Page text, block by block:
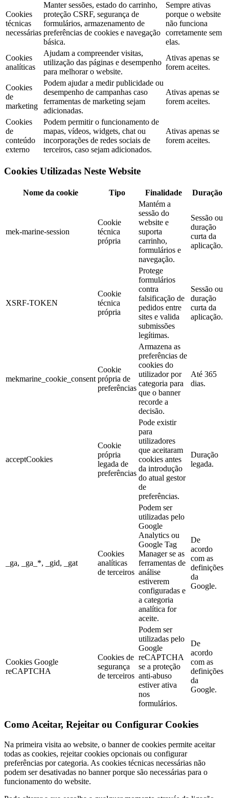
Cookies
técnicas
necessárias
Manter sessões, estado do carrinho,
proteção CSRF, segurança de
formulários, armazenamento de
preferências de cookies e navegação
básica.
Sempre ativas
porque o website
não funciona
corretamente sem
elas.
Cookies
analíticas
Ajudam a compreender visitas,
utilização das páginas e desempenho
para melhorar o website.
Ativas apenas se
forem aceites.
Cookies
de
marketing
Podem ajudar a medir publicidade ou
desempenho de campanhas caso
ferramentas de marketing sejam
adicionadas.
Ativas apenas se
forem aceites.
Cookies
de
conteúdo
externo
Podem permitir o funcionamento de
mapas, vídeos, widgets, chat ou
incorporações de redes sociais de
terceiros, caso sejam adicionados.
Ativas apenas se
forem aceites.
Cookies Utilizadas Neste Website
Nome da cookie Tipo Finalidade Duração
mek-marine-session
Cookie
técnica
própria
Mantém a
sessão do
website e
suporta
carrinho,
formulários e
navegação.
Sessão ou
duração
curta da
aplicação.
XSRF-TOKEN
Cookie
técnica
própria
Protege
formulários
contra
falsificação de
pedidos entre
sites e valida
submissões
legítimas.
Sessão ou
duração
curta da
aplicação.
mekmarine_cookie_consent
Cookie
própria de
preferências
Armazena as
preferências de
cookies do
utilizador por
categoria para
que o banner
recorde a
decisão.
Até 365
dias.
acceptCookies
Cookie
própria
legada de
preferências
Pode existir
para
utilizadores
que aceitaram
cookies antes
da introdução
do atual gestor
de
preferências.
Duração
legada.
_ga, _ga_*, _gid, _gat
Cookies
analíticas
de terceiros
Podem ser
utilizadas pelo
Google
Analytics ou
Google Tag
Manager se as
ferramentas de
análise
estiverem
configuradas e
a categoria
analítica for
aceite.
De
acordo
com as
definições
da
Google.
Cookies Google
reCAPTCHA
Cookies de
segurança
de terceiros
Podem ser
utilizadas pelo
Google
reCAPTCHA
se a proteção
anti-abuso
estiver ativa
nos
formulários.
De
acordo
com as
definições
da
Google.
Como Aceitar, Rejeitar ou Configurar Cookies
Na primeira visita ao website, o banner de cookies permite aceitar
todas as cookies, rejeitar cookies opcionais ou configurar
preferências por categoria. As cookies técnicas necessárias não
podem ser desativadas no banner porque são necessárias para o
funcionamento do website.